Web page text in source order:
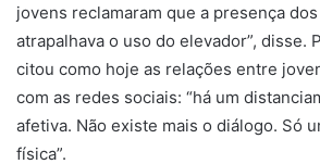
jovens reclamaram que a presença
atrapalhava o uso do elevador”, disse.
citou como hoje as relações entre
com as redes sociais: “há um
afetiva. Não existe mais o diálogo. Só
física”.